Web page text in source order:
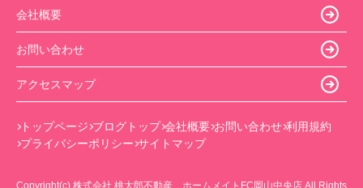
会社概要
お問い合わせ
アクセスマップ
トップページ ブログトップ 会社概要 お問い合わせ 利用規約
プライバシーポリシー サイトマップ